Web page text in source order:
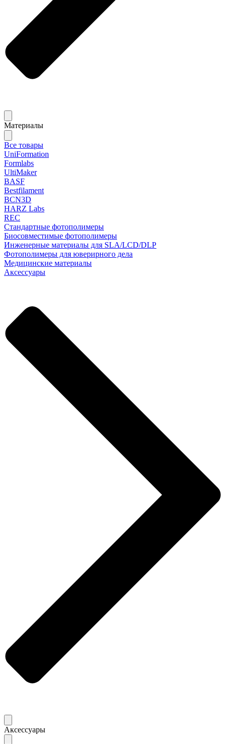
Материалы
Все товары
UniFormation
Formlabs
UltiMaker
BASF
Bestfilament
BCN3D
HARZ Labs
REC
Стандартные фотополимеры
Биосовместимые фотополимеры
Инженерные материалы для SLA/LCD/DLP
Фотополимеры для юверирного дела
Медицинские материалы
Аксессуары
Аксессуары